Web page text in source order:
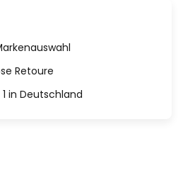
Retoure
in Deutschland